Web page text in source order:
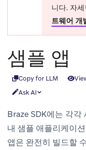
니다. 자
트웨어 개
샘플 앱
Copy for LLM
Ask AI
Braze SDK에는 각각
내 샘플 애플리케이
앱은 완전히 빌드할